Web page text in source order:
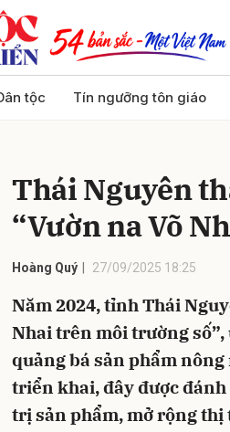
tộc Tín ngưỡng tôn giáo
Thái Nguyên
“Vườn na Võ
Hoàng Quý 27/09/2025 18:25
Năm 2024, tỉnh Thái
Nhai trên môi trường số”,
quảng bá sản phẩm
triển khai, đây được đánh
trị sản phẩm, mở rộng
Gửi